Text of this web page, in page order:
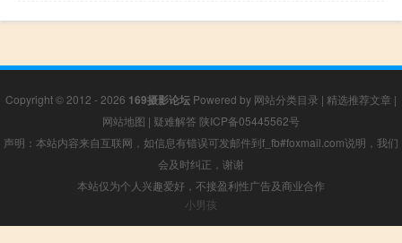
Copyright © 2012 - 2026 169摄影论坛 Powered by 网站分类目录 | 精选推荐文章 |
网站地图 | 疑难解答 陕ICP备05445562号
声明：本站内容来自互联网，如信息有错误可发邮件到f_fb#foxmail.com说明，我们
会及时纠正，谢谢
本站仅为个人兴趣爱好，不接盈利性广告及商业合作
小男孩